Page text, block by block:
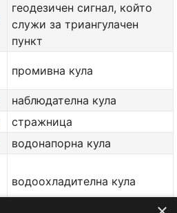
геодезичен сигнал, който
служи за триангулачен
пункт
промивна кула
наблюдателна кула
стражница
водонапорна кула
водоохладителна кула